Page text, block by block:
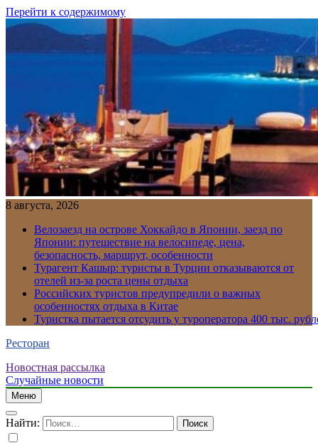
Перейти к содержимому
8 августа, 2026
Велозаезд на острове Хоккайдо в Японии, заезд по
Японии: путешествие на велосипеде, цена,
безопасность, маршрут, особенности
Турагент Кашыр: туристы в Турции отказываются от
отелей из-за роста цены отдыха
Российских туристов предупредили о важных
особенностях отдыха в Китае
Туристка пытается отсудить у туроператора 400 тыс.
Ресторан
Новостная рассылка
Случайные новости
Меню
Найти: